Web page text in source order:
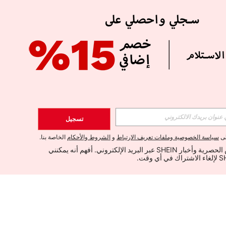
تسجيل
سياسة الخصوصية وملفات تعريف الارتباط و الشروط والأحكام الخاصة بنا.
أود تلقي العروض الحصرية وأخبار SHEIN عبر البريد الإلكتروني. أفهم أنه يمكنني